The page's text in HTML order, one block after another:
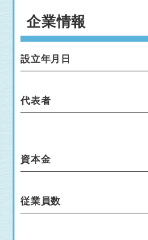
企業情報
設立年月日
代表者
資本金
従業員数